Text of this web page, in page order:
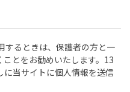
するときは、保護者の方と一
とをお勧めいたします。13
当サイトに個人情報を送信